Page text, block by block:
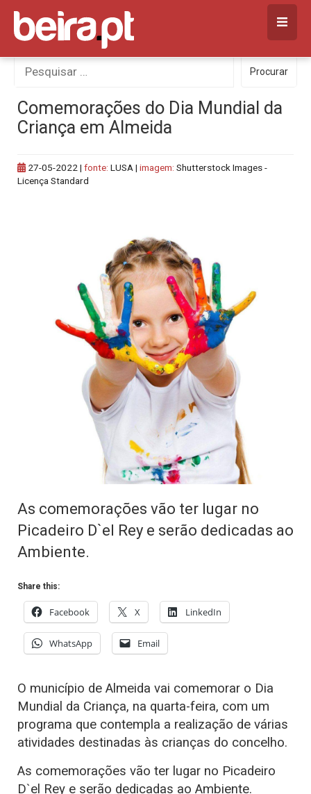
Skip
content
Procurar
por:
Procurar
Comemorações do Dia Mundial da
Criança em Almeida
27-05-2022 | fonte: LUSA | imagem: Shutterstock Images -
Licença Standard
As comemorações vão ter lugar no
Picadeiro D`el Rey e serão dedicadas ao
Ambiente.
Share this:
Facebook X LinkedIn
WhatsApp Email
O município de Almeida vai comemorar o Dia
Mundial da Criança, na quarta-feira, com um
programa que contempla a realização de várias
atividades destinadas às crianças do concelho.
As comemorações vão ter lugar no Picadeiro
D`el Rey e serão dedicadas ao Ambiente.